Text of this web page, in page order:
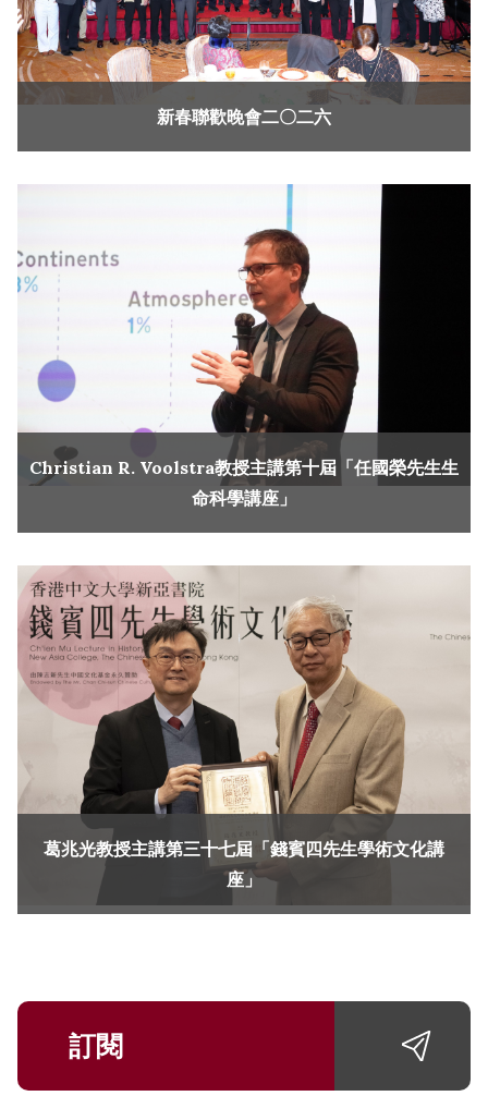
新春聯歡晚會二〇二六
Christian R. Voolstra教授主講第十屆「任國榮先生生
命科學講座」
葛兆光教授主講第三十七屆「錢賓四先生學術文化講
座」
訂閱